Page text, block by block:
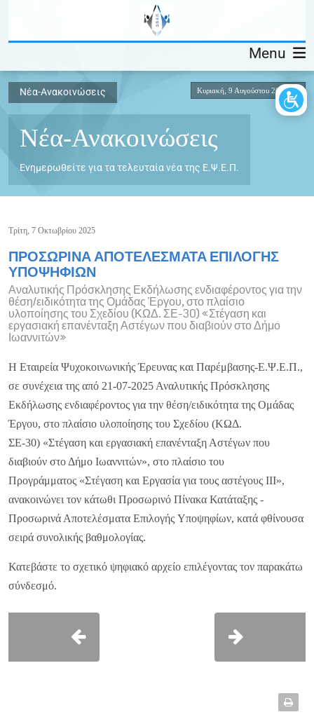
Menu
Κυριακή, 9 Αυγούστου 2026
Νέα-Ανακοινώσεις
Νέα-Ανακοινώσεις
Ενημερωθείτε για τα τελευταία νέα της Ε.Ψ.Ε.Π.
Τρίτη, 7 Οκτωβρίου 2025
ΠΡΟΣΩΡΙΝΑ ΑΠΟΤΕΛΕΣΜΑΤΑ ΕΠΙΛΟΓΗΣ
ΥΠΟΨΗΦΙΩΝ
Αναλυτικής Πρόσκλησης Εκδήλωσης ενδιαφέροντος για την
θέση/ειδικότητα της Ομάδας Έργου, στο πλαίσιο
υλοποίησης του Σχεδίου (ΚΩΔ. ΣΕ-30) «Στέγαση και
εργασιακή επανένταξη Αστέγων που διαβιούν στο Δήμο
Ιωαννιτών»
Η Εταιρεία Ψυχοκοινωνικής Έρευνας και Παρέμβασης-Ε.Ψ.Ε.Π.,
σε συνέχεια της από 21-07-2025 Αναλυτικής Πρόσκλησης
Εκδήλωσης ενδιαφέροντος για την θέση/ειδικότητα της Ομάδας
Έργου, στο πλαίσιο υλοποίησης του Σχεδίου (ΚΩΔ.
ΣΕ-30) «Στέγαση και εργασιακή επανένταξη Αστέγων που
διαβιούν στο Δήμο Ιωαννιτών», στο πλαίσιο του
Προγράμματος «Στέγαση και Εργασία για τους αστέγους ΙΙΙ»,
ανακοινώνει τον κάτωθι Προσωρινό Πίνακα Κατάταξης -
Προσωρινά Αποτελέσματα Επιλογής Υποψηφίων, κατά φθίνουσα
σειρά συνολικής βαθμολογίας.
Κατεβάστε το σχετικό ψηφιακό αρχείο επιλέγοντας τον παρακάτω
σύνδεσμό.